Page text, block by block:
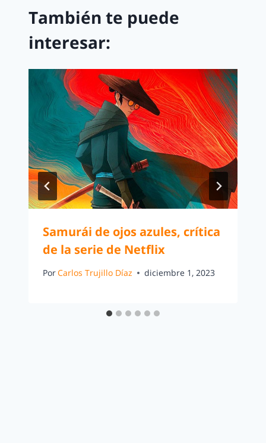
También te puede
interesar:
Samurái de ojos azules, crítica
de la serie de Netflix
PorCarlos Trujillo Díaz diciembre 1, 2023